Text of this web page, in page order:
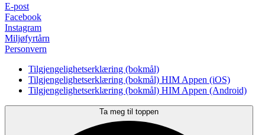
E-post
Facebook
Instagram
Miljøfyrtårn
Personvern
Tilgjengelighetserklæring (bokmål)
Tilgjengelighetserklæring (bokmål) HIM Appen (iOS)
Tilgjengelighetserklæring (bokmål) HIM Appen (Android)
Ta meg til toppen